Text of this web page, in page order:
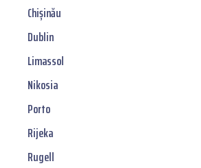
Chișinău
Dublin
Limassol
Nikosia
Porto
Rijeka
Rugell